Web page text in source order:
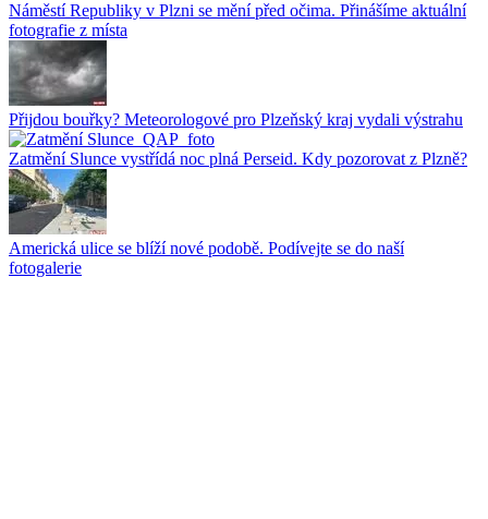
Náměstí Republiky v Plzni se mění před očima. Přinášíme aktuální
fotografie z místa
Přijdou bouřky? Meteorologové pro Plzeňský kraj vydali výstrahu
Zatmění Slunce vystřídá noc plná Perseid. Kdy pozorovat z Plzně?
Americká ulice se blíží nové podobě. Podívejte se do naší
fotogalerie